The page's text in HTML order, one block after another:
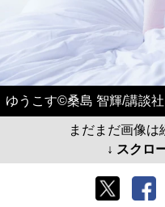
ゆうこす©桑島 智輝/講談社
まだまだ画像は
↓ スクロ